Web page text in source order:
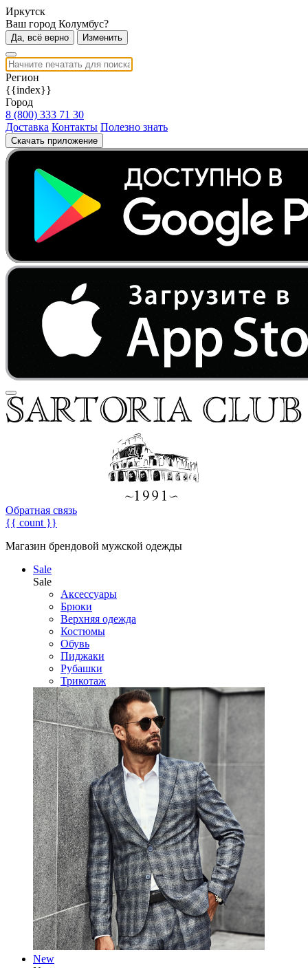
Иркутск
Ваш город Колумбус?
Да, всё верно Изменить
Регион
{{index}}
Город
8 (800) 333 71 30
Доставка Контакты Полезно знать
Скачать приложение
Обратная связь
{{ count }}
Магазин брендовой мужской одежды
Sale
Sale
Аксессуары
Брюки
Верхняя одежда
Костюмы
Обувь
Пиджаки
Рубашки
Трикотаж
New